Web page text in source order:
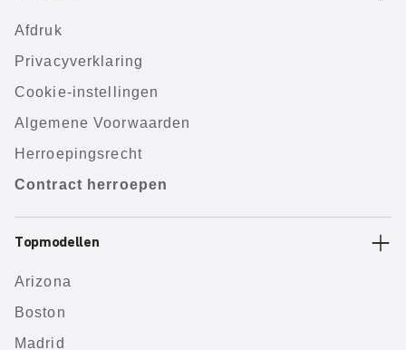
Afdruk
Privacyverklaring
Cookie-instellingen
Algemene Voorwaarden
Herroepingsrecht
Contract herroepen
Topmodellen
Arizona
Boston
Madrid